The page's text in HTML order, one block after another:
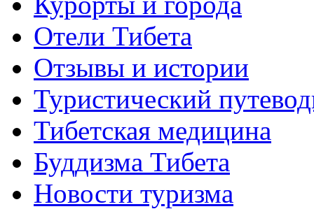
Отели Тибета
Отзывы и истории
Туристический
Тибетская медицина
Буддизма Тибета
Новости туризма